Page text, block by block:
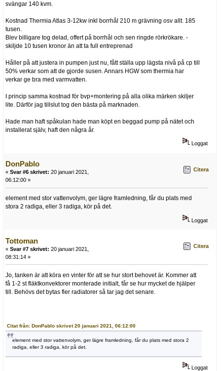
svängar 140 kvm.
Kostnad Thermia Atlas 3-12kw inkl borrhål 210 m grävning osv allt. 185
tusen.
Blev billigare tog delad, offert på borrhål och sen ringde rörkrökare. -
skiljde 10 tusen kronor än att ta full entreprenad
Håller på att justera in pumpen just nu, fått ställa upp lägsta nivå på cp till
50% verkar som att de gjorde susen. Annars HGW som thermia har
verkar ge bra med varmvatten.
I princip samma kostnad för bvp+montering på alla olika märken skiljer
lite. Därför jag tillslut tog den bästa på marknaden.
Hade man haft spåkulan hade man köpt en beggad pump på nätet och
installerat själv, haft den några år.
Loggat
DonPablo
« Svar #6 skrivet: 20 januari 2021,
06:12:00 »
Citera
element med stor vattenvolym, ger lägre framledning, får du plats med
stora 2 radiga, eller 3 radiga, kör på det.
Loggat
Tottoman
« Svar #7 skrivet: 20 januari 2021,
08:31:14 »
Citera
Jo, tanken är att köra en vinter för att se hur stort behovet är. Kommer att
få 1-2 st fläktkonvektorer monterade initialt, får se hur mycket de hjälper
till. Behövs det bytas fler radiatorer så tar jag det senare.
Citat från: DonPablo skrivet 20 januari 2021, 06:12:00
element med stor vattenvolym, ger lägre framledning, får du plats med stora 2
radiga, eller 3 radiga, kör på det.
Loggat